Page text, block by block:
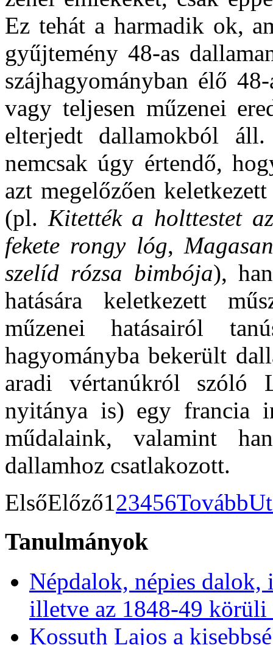
Ez tehát a harmadik ok,
gyűjtemény 48-as
szájhagyományban élő
vagy teljesen műzenei
elterjedt dallamokból
nemcsak úgy értendő,
azt megelőzően
(pl. Kitették a holttestet
fekete rongy lóg,
szelíd rózsa bimbója),
hatására keletkezett
műzenei hatásairól
hagyományba bekerült
aradi vértanúkról szóló
nyitánya is) egy francia
műdalaink, valamint
dallamhoz csatlakozott.
ElsőElőző1 23456Tovább
Tanulmányok
Népdalok, népies dalok,
illetve az 1848-49
Kossuth Lajos a